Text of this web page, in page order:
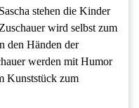
stehen die Kinder
wird selbst zum
den Händen der
werden mit Humor
Kunststück zum